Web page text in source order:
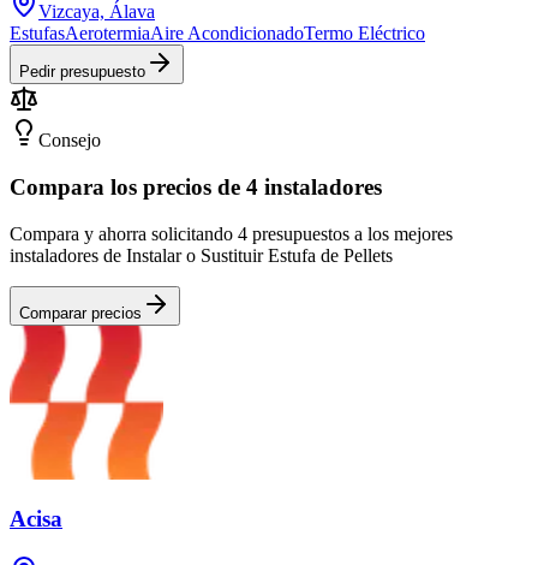
Vizcaya, Álava
EstufasAerotermiaAire AcondicionadoTermo Eléctrico
Pedir presupuesto
Consejo
Compara los precios de 4 instaladores
Compara y ahorra solicitando 4 presupuestos a los mejores
instaladores de Instalar o Sustituir Estufa de Pellets
Comparar precios
Acisa